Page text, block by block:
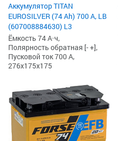
Аккумулятор TITAN
EUROSILVER (74 Ah) 700 А, LB
(607008884630) L3
Ёмкость 74 А·ч,
Полярность обратная [- +],
Пусковой ток 700 А,
276x175x175